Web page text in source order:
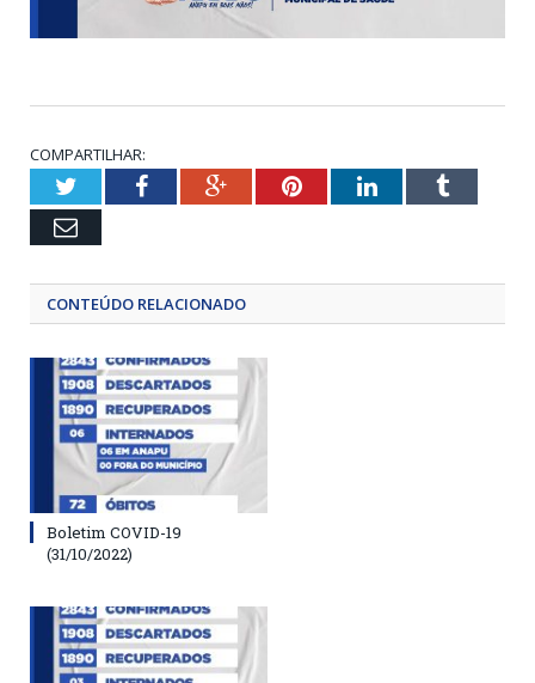
COMPARTILHAR:
TwitterFacebookGoogle+PinterestLinkedInTumblr
Email
CONTEÚDO RELACIONADO
Boletim COVID-19
(31/10/2022)